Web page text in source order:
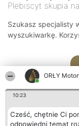
ORŁY
10:23
Cześć, chętnie Ci
odpowiedni temat
Plebiscyt skupia
Szukasz specjalisty
wyszukiwarkę.